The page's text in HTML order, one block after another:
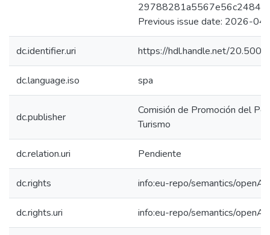
Previous issue date: 2026-
dc.identifier.uri https://hdl.handle.net/
dc.language.iso spa
dc.publisher
Comisión de Promoción del
Turismo
dc.relation.uri Pendiente
dc.rights info:eu-repo/semantics/
dc.rights.uri info:eu-repo/semantics/